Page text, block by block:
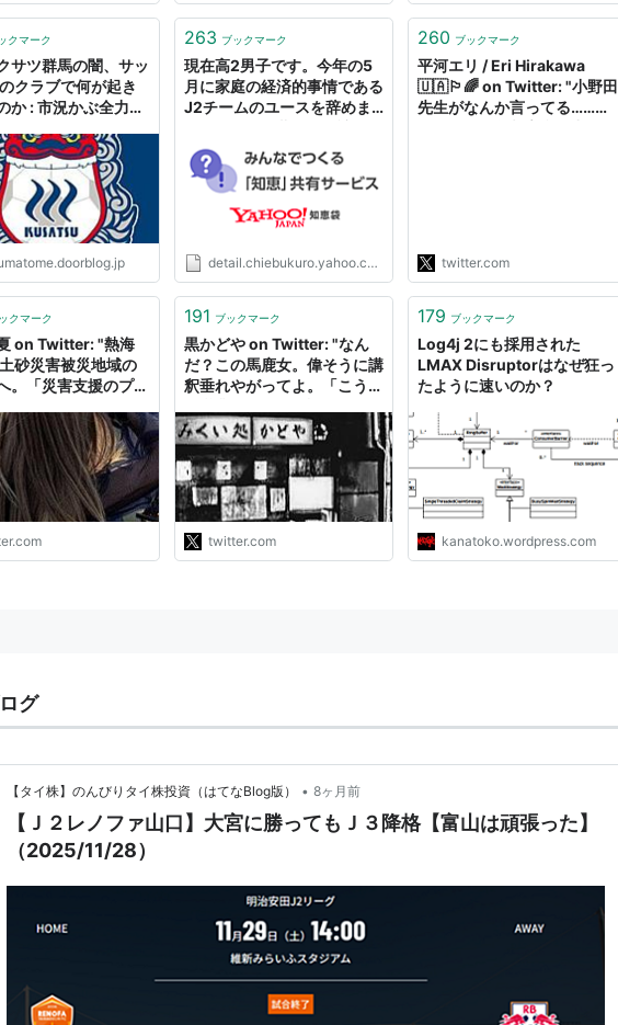
アプリケーションビル
ァイルの編...
クマーク
サツ群馬の闇、サッ
クラブで何が起き
か : 市況かぶ全力２
263 ブックマーク
現在高2男子です。今年の5
月に家庭の経済的事情である
J2チームのユースを辞めま
れずどんな方法でもいいので
プロサ... - Yahoo!知恵袋
detail.chiebukuro.yahoo.co.jp
260 ブックマーク
平河エリ / Eri Hirakawa
🇺🇦🏳️‍🌈 on Twitter: "小野田
先生がなんか言ってる……と
民認定しないってことですね
これ。…
https://t.co/4VKZlYn3J2"
twitter.com
クマーク
on Twitter: "熱海
砂災害被災地域の
。「災害支援のプ
体から、敷地や建物
拠点」として提供し
と言われても、むや
ないで下さい。拠点
れると彼らは全国か
呼び集め、…
j2F6sUIHF9"
191 ブックマーク
黒かどや on Twitter: "なん
だ？この馬鹿女。偉そうに講
釈垂れやがってよ。「こうい
のでは無い」ってお前はPTA
の補導委員かよ？ だいたい
が「お酒の場を愛する」とか
簡単に「愛」なんてホザク奴
が一番胡散臭いんだよ。酒場
は綺麗事ばかりじ…
https://t.co/xM6j2IlKwX"
twitter.com
179 ブックマーク
Log4j 2にも採用された
LMAX Disruptorはなぜ狂っ
たように速いのか？
kanatoko.wordpress.com
グ
【タイ株】のんびりタイ株投資（はてなBlog版） • 8ヶ月前
【Ｊ２レノファ山口】大宮に勝ってもＪ３降格【富山は頑張った】
（2025/11/28）